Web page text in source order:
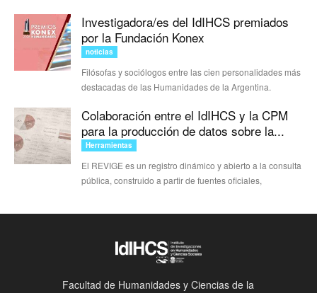
Investigadora/es del IdIHCS premiados
por la Fundación Konex
noticias
Filósofas y sociólogos entre las cien personalidades más
destacadas de las Humanidades de la Argentina.
Colaboración entre el IdIHCS y la CPM
para la producción de datos sobre la...
Herramientas
El REVIGE es un registro dinámico y abierto a la consulta
pública, construido a partir de fuentes oficiales,
Facultad de Humanidades y Ciencias de la